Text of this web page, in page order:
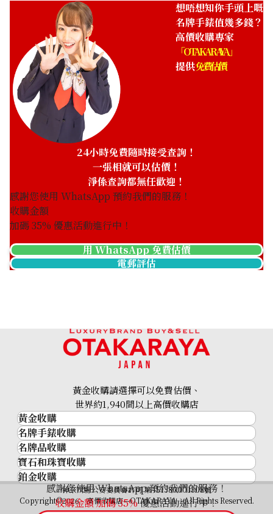
想唔想知你手頭上嘅
名牌手錶值幾多錢？
高價收購專家
「OTAKARAYA」
提供免費估價
24小時免費隨時接受查詢！
一張相就可以估價！
淨係查詢都無任歡迎！
感謝您使用 WhatsApp 預約我們的服務！
收購金額
加碼35% 優惠活動進行中！
用 WhatsApp 免費估價
電郵評估
感謝您使用 WhatsApp 預約我們的服務！
收購金額 加碼35%優惠活動進行中！
黃金收購請選擇可以免費估價、
世界約1,940間以上高價收購店
黃金收購
黃金･金條
金條
金幣及銀幣
過去十年黃金價格
金飾
名牌手錶收購
名牌手錶收購
勞力士 (Rolex)
Patek Philippe
Audemars Piguet
Vacheron Constantin
名牌品收購
名牌品收購
HERMES
LOUIS VUITTON
CHANEL
寶石和珠寶收購
寶石和珠寶
祖母綠
鉑金收購
神奈川縣公安委員會許可 第451380001308號
Copyright©2026 高價收購店—OTAKARAYA All Rights Reserved.